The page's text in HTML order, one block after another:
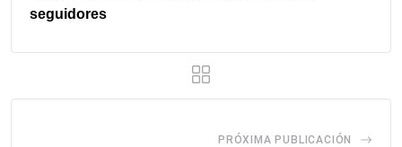
seguidores
PRÓXIMA PUBLICACIÓN